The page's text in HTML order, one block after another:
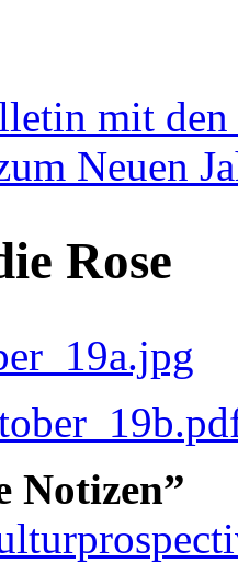
mit den
Neuen
Rose
Notizen”